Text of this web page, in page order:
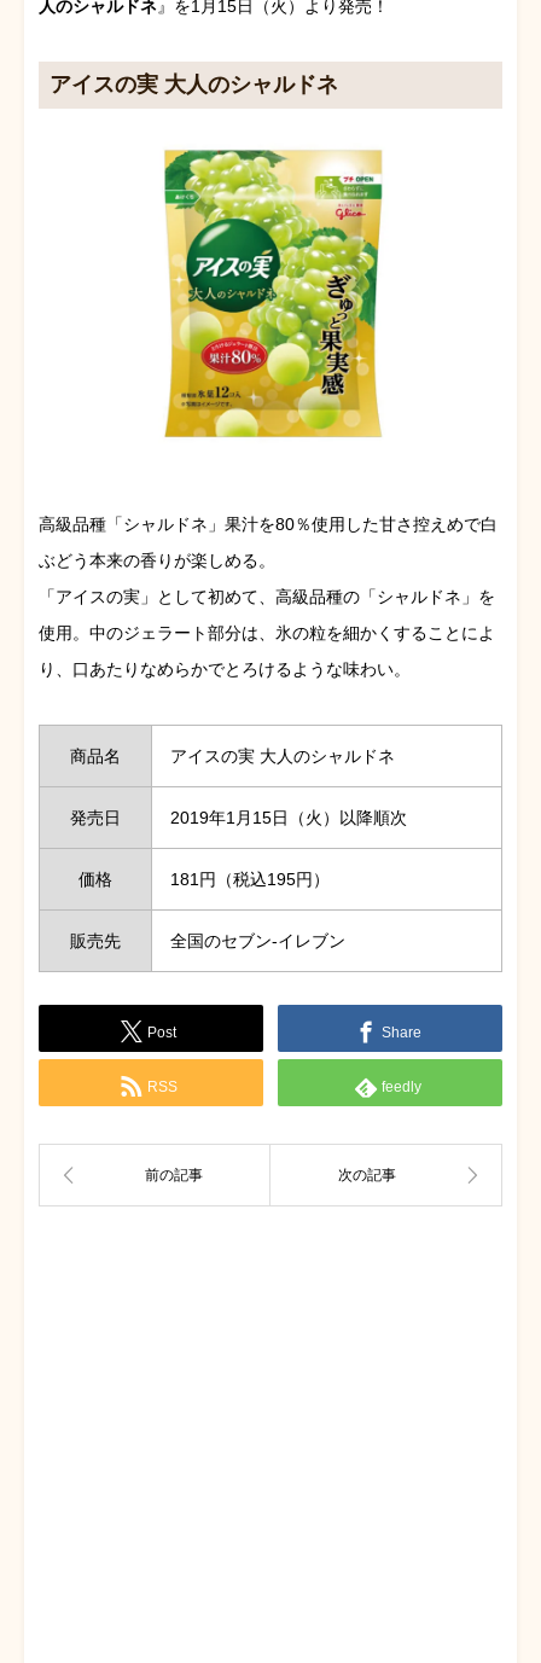
人のシャルドネ』を1月15日（火）より発売！
アイスの実 大人のシャルドネ
高級品種「シャルドネ」果汁を80％使用した甘さ控えめで白
ぶどう本来の香りが楽しめる。
「アイスの実」として初めて、高級品種の「シャルドネ」を
使用。中のジェラート部分は、氷の粒を細かくすることによ
り、口あたりなめらかでとろけるような味わい。
商品名 アイスの実 大人のシャルドネ
発売日 2019年1月15日（火）以降順次
価格 181円（税込195円）
販売先 全国のセブン-イレブン
Post Share
RSS feedly